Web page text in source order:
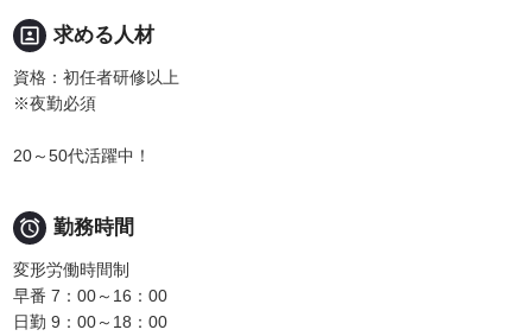
portrait 求める人材
資格：初任者研修以上
※夜勤必須
20～50代活躍中！
 勤務時間
変形労働時間制
早番 7：00～16：00
日勤 9：00～18：00